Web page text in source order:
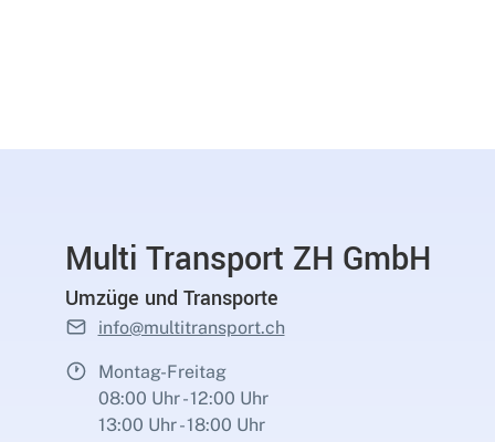
Multi Transport ZH GmbH
Umzüge und Transporte
info@multitransport.ch
Montag-Freitag
08:00 Uhr - 12:00 Uhr
13:00 Uhr - 18:00 Uhr